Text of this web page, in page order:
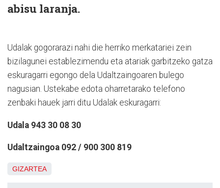
abisu laranja.
Udalak gogorarazi nahi die herriko merkatariei zein
bizilagunei establezimendu eta atariak garbitzeko gatza
eskuragarri egongo dela Udaltzaingoaren bulego
nagusian. Ustekabe edota oharretarako telefono
zenbaki hauek jarri ditu Udalak eskuragarri:
Udala 943 30 08 30
Udaltzaingoa 092 / 900 300 819
GIZARTEA